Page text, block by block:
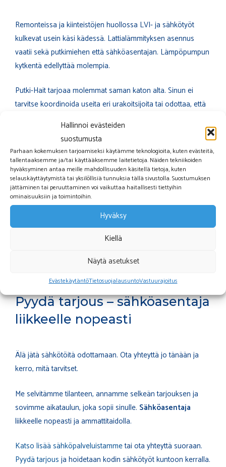
Hallinnoi evästeiden
suostumusta
Parhaan kokemuksen tarjoamiseksi käytämme teknologioita, kuten evästeitä,
tallentaaksemme ja/tai käyttääksemme laitetietoja. Näiden tekniikoiden
hyväksyminen antaa meille mahdollisuuden käsitellä tietoja, kuten
selauskäyttäytymistä tai yksilöllisiä tunnuksia tällä sivustolla. Suostumuksen
jättäminen tai peruuttaminen voi vaikuttaa haitallisesti tiettyihin
ominaisuuksiin ja toimintoihin.
Hyväksy
Kiellä
Näytä asetukset
EvästekäytäntöTietosuojalausuntoVastuurajoitus
Remonteissa ja kiinteistöjen huollossa LVI- ja sähkötyöt
kulkevat usein käsi kädessä. Lattialämmityksen asennus
vaatii sekä putkimiehen että sähköasentajan. Lämpöpumpun
kytkentä edellyttää molempia.
Putki-Hait tarjoaa molemmat saman katon alta. Sinun ei
tarvitse koordinoida useita eri urakoitsijoita tai odottaa, että
Palvelemme monipuolisesti:
Yksityiset kodinomistajat, jotka tarvitsevat nopeaa
apua
Taloyhtiöt saneeraus- ja huoltoprojekteissa
Rakennusliikkeet, joille toimimme aliurakoitsijana
Julkisen sektorin kiinteistöt
tekevät meistä kumppanin, joka ymmärtää kiinteistösi
Pyydä tarjous – sähköasentaja
liikkeelle nopeasti
Älä jätä sähkötöitä odottamaan. Ota yhteyttä jo tänään ja
kerro, mitä tarvitset.
Me selvitämme tilanteen, annamme selkeän tarjouksen ja
sovimme aikataulun, joka sopii sinulle. Sähköasentaja
liikkeelle nopeasti ja ammattitaidolla.
Katso lisää sähköpalveluistammetai ota yhteyttä suoraan.
Pyydä tarjous ja hoidetaan kodin sähkötyöt kuntoon kerralla.